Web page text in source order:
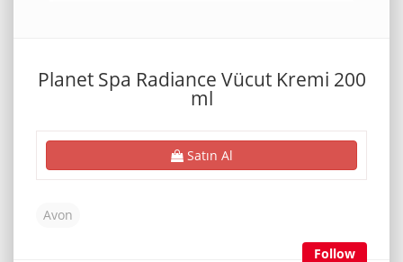
Planet Spa Radiance Vücut Kremi 200
ml
Satın Al
Avon
Follow